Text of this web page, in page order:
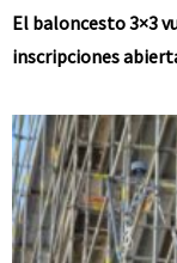
El baloncesto 3×3
inscripciones